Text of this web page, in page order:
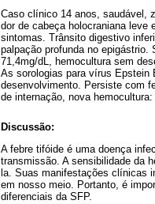
Caso clínico 14 anos, saudável,
dor de cabeça holocraniana leve
sintomas. Trânsito digestivo
palpação profunda no
71,4mg/dL, hemocultura sem
As sorologias para vírus Epstein
desenvolvimento. Persiste com
de internação, nova
Discussão:
A febre tifóide é uma doença
transmissão. A sensibilidade da
la. Suas manifestações clínicas
em nosso meio. Portanto, é
diferenciais da SFP.